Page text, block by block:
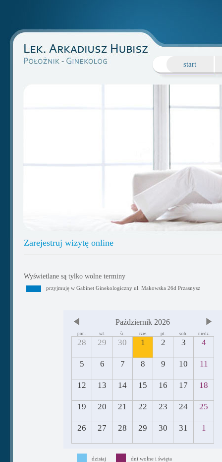
start
Zarejestruj wizytę online
Wyświetlane są tylko wolne terminy
przyjmuję w Gabinet Ginekologiczny ul. Makowska 26d Przasnysz
Październik 2026
pon. wt. śr. czw. pt. sob. niedz.
28 29 30 1 2 3 4
5 6 7 8 9 10 11
12 13 14 15 16 17 18
19 20 21 22 23 24 25
26 27 28 29 30 31 1
dzisiaj dni wolne i święta